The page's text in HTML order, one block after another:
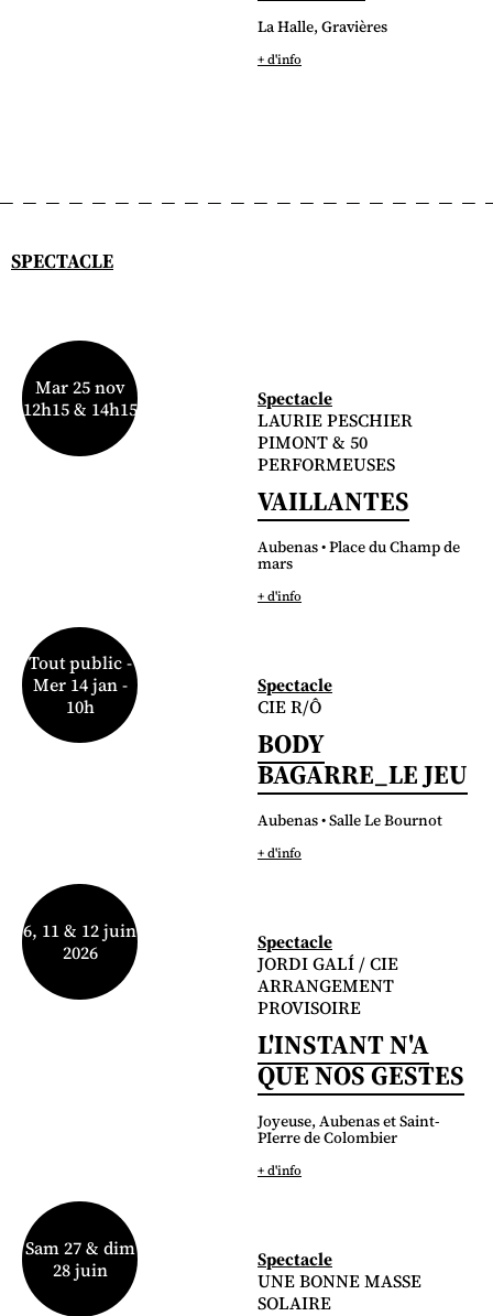
La Halle, Gravières
+ d'info
SPECTACLE
Spectacle
Mar 25 nov
12h15 & 14h15
LAURIE PESCHIER
PIMONT & 50
PERFORMEUSES
VAILLANTES
Aubenas • Place du Champ de
mars
+ d'info
Spectacle
Tout public -
Mer 14 jan -
10h
CIE R/Ô
BODY
BAGARRE_LE JEU
Aubenas • Salle Le Bournot
+ d'info
Spectacle
6, 11 & 12 juin
2026
JORDI GALÍ / CIE
ARRANGEMENT
PROVISOIRE
L'INSTANT N'A
QUE NOS GESTES
Joyeuse, Aubenas et Saint-
PIerre de Colombier
+ d'info
Spectacle
Sam 27 & dim
28 juin
UNE BONNE MASSE
SOLAIRE